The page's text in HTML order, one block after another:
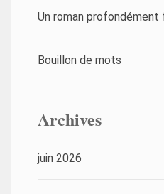
Un roman profondément
Bouillon de mots
Archives
juin 2026